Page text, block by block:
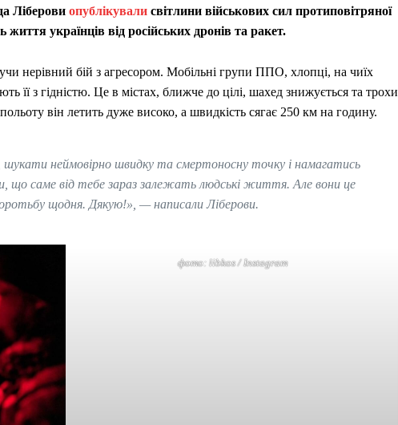
Ліберови опублікували світлини військових сил протиповітряної
українців від російських дронів та ракет.
нерівний бій з агресором. Мобільні групи ППО, хлопці, на чиїх
її з гідністю. Це в містах, ближче до цілі, шахед знижується та трохи
він летить дуже високо, а швидкість сягає 250 км на годину.
шукати неймовірно швидку та смертоносну точку і намагатись
що саме від тебе зараз залежать людські життя. Але вони це
щодня. Дякую!», — написали Ліберови.
фото: libkos / Instagram